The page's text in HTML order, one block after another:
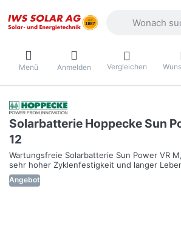
Menü Anmelden Vergleichen
Solarbatterie Hoppecke Sun
12
Wartungsfreie Solarbatterie Sun Power VR
sehr hoher Zyklenfestigkeit und langer
Angebot